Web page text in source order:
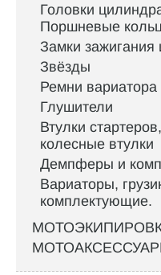
Головки
Поршневые
Замки зажигания
Звёзды
Ремни вариатора
Глушители
Втулки
колесные втулки
Демпферы и
Вариаторы,
комплектующие.